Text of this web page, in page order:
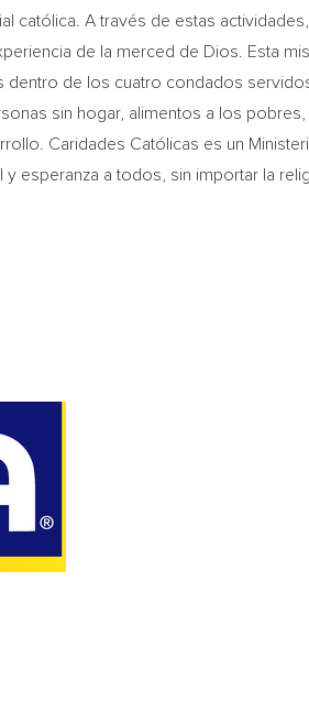
católica. A través de estas
de la merced de Dios. Esta
dentro de los cuatro condados
sin hogar, alimentos a los
Caridades Católicas es un
esperanza a todos, sin importar la